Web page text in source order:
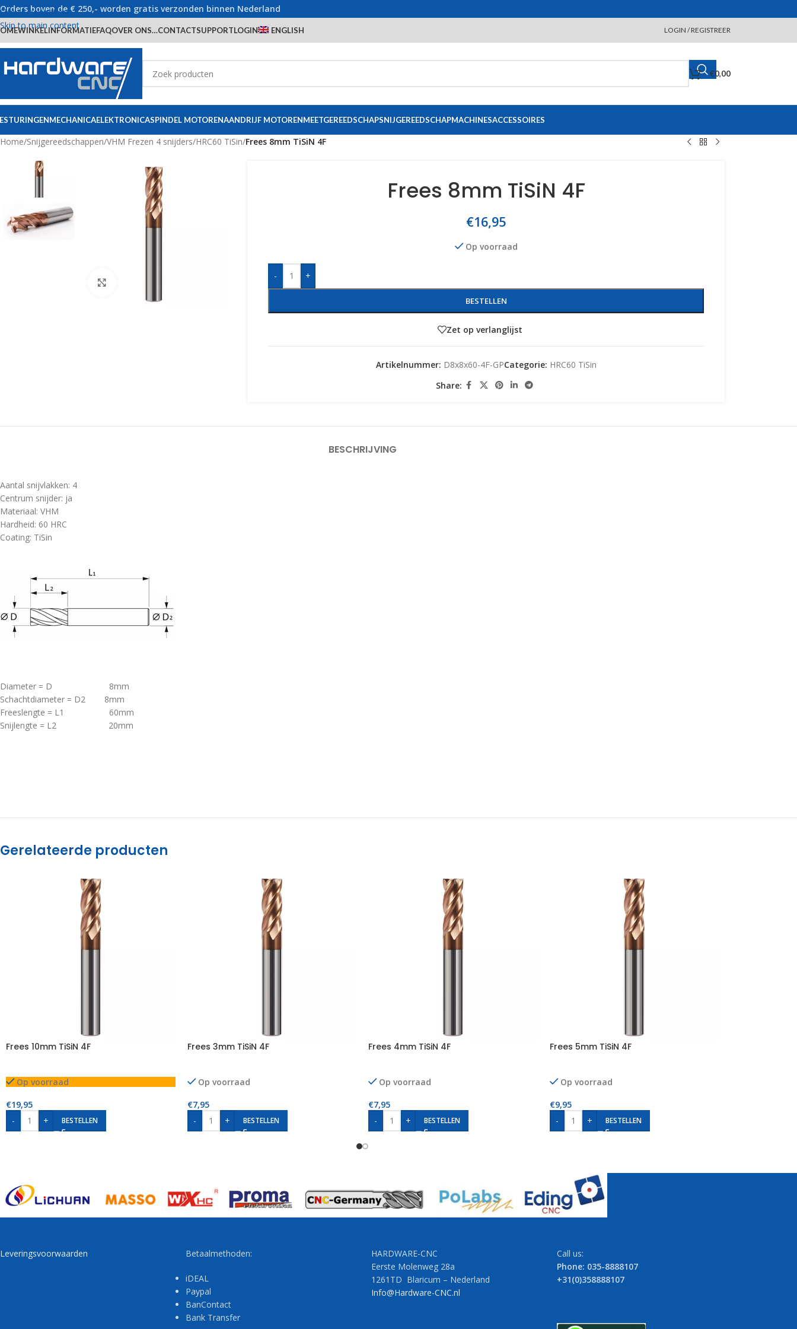
Skip to navigation
Skip to main content
Orders boven de € 250,- worden gratis verzonden binnen Nederland
WINKELINFORMATIEFAQOVER ONS…CONTACTSUPPORTLOGIN ENGLISH LOGIN / REGISTREER
€0,00
MECHANICAELEKTRONICASPINDEL MOTORENAANDRIJF MOTORENMEETGEREEDSCHAPSNIJGEREEDSCHAPMACHINESACCESSOIRES
Home/Snijgereedschappen/VHM Frezen 4 snijders/HRC60 TiSin/Frees 8mm TiSiN 4F
Frees 8mm TiSiN 4F
€16,95
Op voorraad
- +
BESTELLEN
Zet op verlanglijst
Artikelnummer: D8x8x60-4F-GPCategorie: HRC60 TiSin
Share:
BESCHRIJVING
Aantal snijvlakken: 4
Centrum snijder: ja
Materiaal: VHM
Hardheid: 60 HRC
Coating: TiSin
Diameter = D 8mm
Schachtdiameter = D2 8mm
Freeslengte = L1 60mm
Snijlengte = L2 20mm
Gerelateerde producten
Frees 10mm TiSiN 4F
Op voorraad
€19,95
-
+ BESTELLEN
Frees 3mm TiSiN 4F
Op voorraad
€7,95
-
+ BESTELLEN
Frees 4mm TiSiN 4F
Op voorraad
€7,95
-
+ BESTELLEN
Frees 5mm TiSiN 4F
Op voorraad
€9,95
-
+ BESTELLEN
Leveringsvoorwaarden Betaalmethoden:
iDEAL
Paypal
BanContact
Bank Transfer
HARDWARE-CNC
Eerste Molenweg 28a
1261TD Blaricum – Nederland
Info@Hardware-CNC.nl
Call us:
Phone: 035-8888107
+31(0)358888107